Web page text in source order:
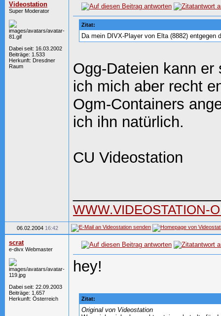
Videostation
Super Moderator
Dabei seit: 16.03.2002
Beiträge: 1.533
Herkunft: Dresdner
Raum
Zitat:
Da mein DIVX-Player von Elta (8882)
Ogg-Dateien kann
ich mich aber recht
Ogm-Containers
ich ihn natürlich.
CU Videostation
WWW.VIDEOSTATION-
06.02.2004 16:42
scrat
e-divx Webmaster
Dabei seit: 22.09.2003
Beiträge: 1.657
Herkunft: Österreich
hey!
Zitat:
Original von Videostation